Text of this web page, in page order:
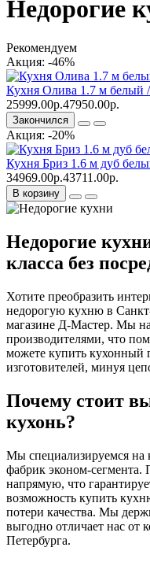
Недорогие
Рекомендуем
Акция: -46%
Кухня Олива 1.7 м белый
25999.00р.47950.00р.
Закончился
Акция: -20%
Кухня Бриз 1.6 м дуб
34969.00р.43711.00р.
В корзину
Недорогие
класса без
Хотите преобразить
недорогую кухню в
магазине Д-Мастер. Мы
производителями, что
можете купить кухонный
изготовителей, минуя
Почему стоит
кухонь?
Мы специализируемся на
фабрик эконом-сегмента.
напрямую, что
возможность купить
потери качества. Мы
выгодно отличает нас от
Петербурга.